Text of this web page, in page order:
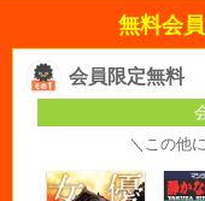
無料会員
会員限定無料
＼この他